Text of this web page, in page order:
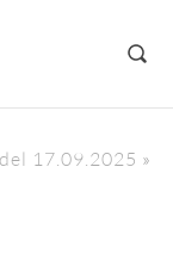
17.09.2025 »